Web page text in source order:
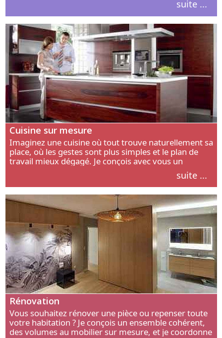
suite ...
Cuisine sur mesure
Imaginez une cuisine où tout trouve naturellement sa
place, où les gestes sont plus simples et le plan de
travail mieux dégagé. Je conçois avec vous un
aménagement adapté à votre manière de cuisiner, de
suite ...
Rénovation
Vous souhaitez rénover une pièce ou repenser toute
votre habitation ? Je conçois un ensemble cohérent,
des volumes au mobilier sur mesure, et je coordonne